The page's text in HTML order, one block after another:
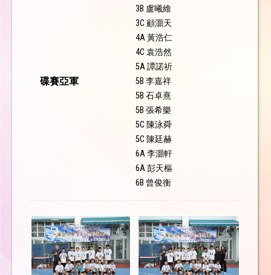
碟賽亞軍
3B 盧曦維
3C 顧灝天
4A 黃浩仁
4C 袁浩然
5A 譚諾祈
5B 李嘉祥
5B 石卓熹
5B 張希樂
5C 陳泳舜
5C 陳廷赫
6A 李灝軒
6A 彭天樞
6B 曾俊衡